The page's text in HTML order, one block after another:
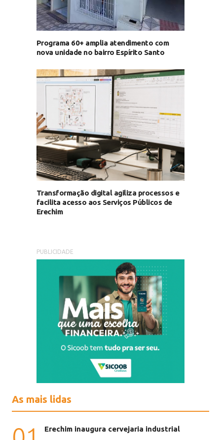
Programa 60+ amplia atendimento com
nova unidade no bairro Espírito Santo
Transformação digital agiliza processos e
facilita acesso aos Serviços Públicos de
Erechim
PUBLICIDADE
As mais lidas
Erechim inaugura cervejaria industrial